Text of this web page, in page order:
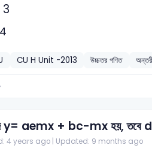
3
4
CU H Unit -2013 উচ্চতর গণিত
y= aemx + bc−mx হয়, তবে
4 years ago | Updated: 9 months ago